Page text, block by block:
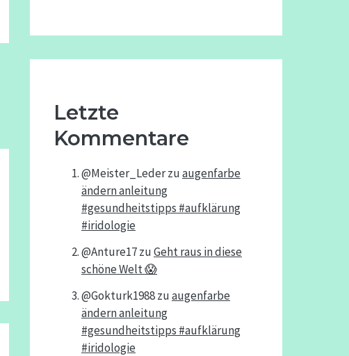
Letzte
Kommentare
@Meister_Lederzuaugenfarbe
ändern anleitung
#gesundheitstipps #aufklärung
#iridologie
@Anture17zuGeht raus in diese
schöne Welt 😱
@Gokturk1988zuaugenfarbe
ändern anleitung
#gesundheitstipps #aufklärung
#iridologie